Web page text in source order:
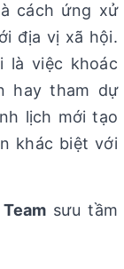
cách ứng xử
địa vị xã hội.
là việc khoác
hay tham dự
lịch mới tạo
khác biệt với
sưu tầm